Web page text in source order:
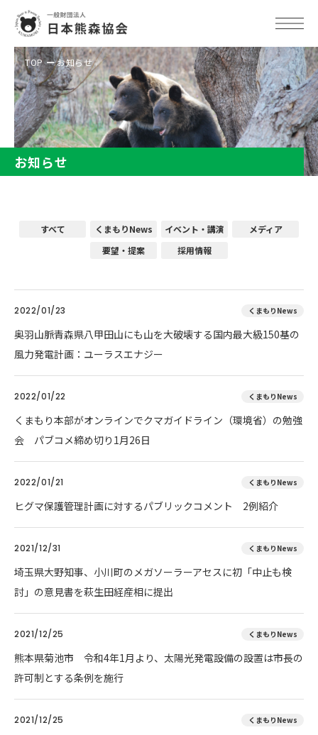
TOP お知らせ
お知らせ
すべて くまもりNews イベント・講演
メディア
要望・提案
採用情報
2022/01/23 くまもりNews
奥羽山脈青森県八甲田山にも山を大破壊する国内最大級150基の
風力発電計画：ユーラスエナジー
2022/01/22 くまもりNews
くまもり本部がオンラインでクマガイドライン（環境省）の勉強
会 パブコメ締め切り1月26日
2022/01/21 くまもりNews
ヒグマ保護管理計画に対するパブリックコメント 2例紹介
2021/12/31 くまもりNews
埼玉県大野知事、小川町のメガソーラーアセスに初「中止も検
討」の意見書を萩生田経産相に提出
2021/12/25 くまもりNews
熊本県菊池市 令和4年1月より、太陽光発電設備の設置は市長の
許可制とする条例を施行
2021/12/25 くまもりNews